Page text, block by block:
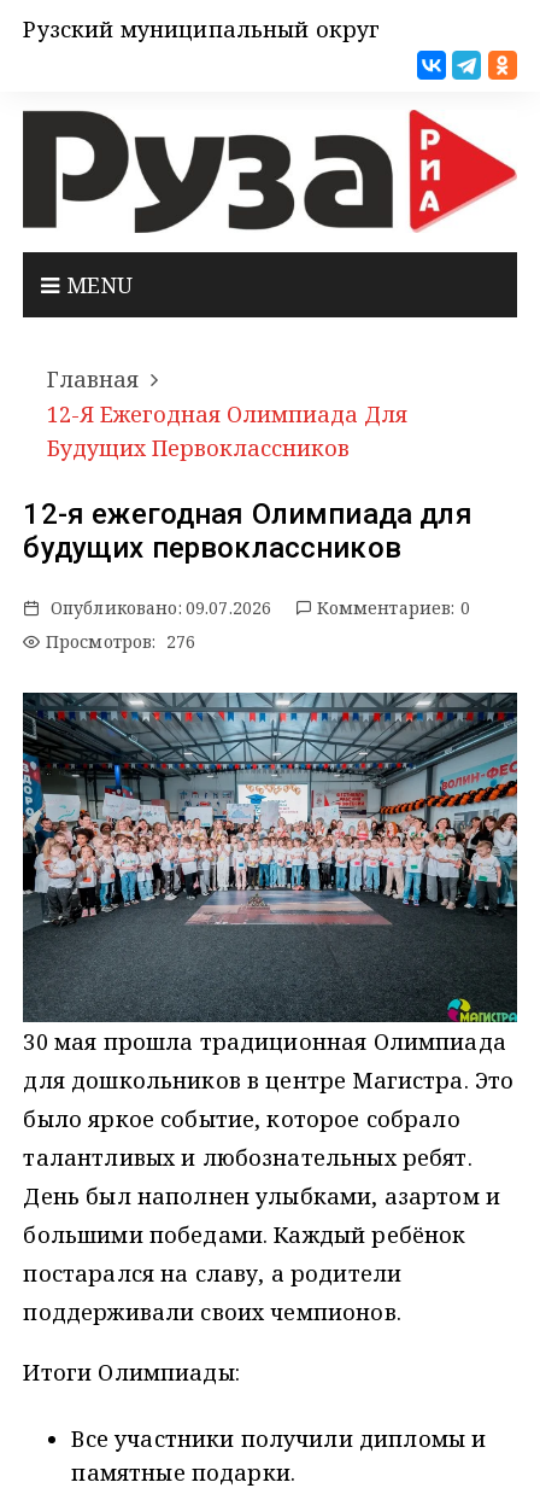
Рузский муниципальный округ
MENU
Главная
12-Я Ежегодная Олимпиада Для
Будущих Первоклассников
12-я ежегодная Олимпиада для
будущих первоклассников
Опубликовано: 09.07.2026
Комментариев: 0
Просмотров: 276
30 мая прошла традиционная Олимпиада
для дошкольников в центре Магистра. Это
было яркое событие, которое собрало
талантливых и любознательных ребят.
День был наполнен улыбками, азартом и
большими победами. Каждый ребёнок
постарался на славу, а родители
поддерживали своих чемпионов.
Итоги Олимпиады:
Все участники получили дипломы и
памятные подарки.